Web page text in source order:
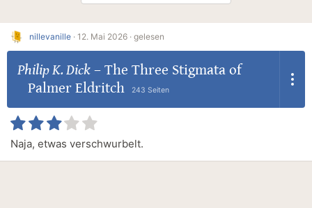
nillevanille · 12. Mai 2026 · gelesen
Philip K. Dick– The Three Stigmata of
Palmer Eldritch
243 Seiten
Naja, etwas verschwurbelt.